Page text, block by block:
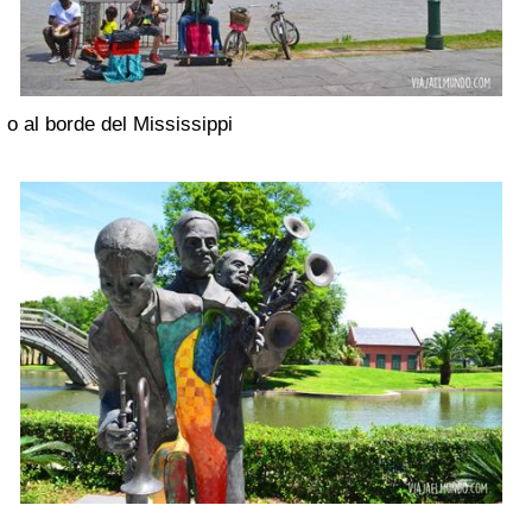
o al borde del Mississippi